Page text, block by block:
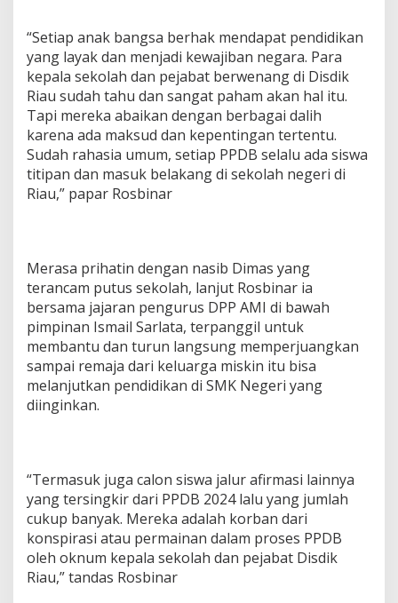
“Setiap anak bangsa berhak mendapat pendidikan
yang layak dan menjadi kewajiban negara. Para
kepala sekolah dan pejabat berwenang di Disdik
Riau sudah tahu dan sangat paham akan hal itu.
Tapi mereka abaikan dengan berbagai dalih
karena ada maksud dan kepentingan tertentu.
Sudah rahasia umum, setiap PPDB selalu ada siswa
titipan dan masuk belakang di sekolah negeri di
Riau,” papar Rosbinar
Merasa prihatin dengan nasib Dimas yang
terancam putus sekolah, lanjut Rosbinar ia
bersama jajaran pengurus DPP AMI di bawah
pimpinan Ismail Sarlata, terpanggil untuk
membantu dan turun langsung memperjuangkan
sampai remaja dari keluarga miskin itu bisa
melanjutkan pendidikan di SMK Negeri yang
diinginkan.
“Termasuk juga calon siswa jalur afirmasi lainnya
yang tersingkir dari PPDB 2024 lalu yang jumlah
cukup banyak. Mereka adalah korban dari
konspirasi atau permainan dalam proses PPDB
oleh oknum kepala sekolah dan pejabat Disdik
Riau,” tandas Rosbinar